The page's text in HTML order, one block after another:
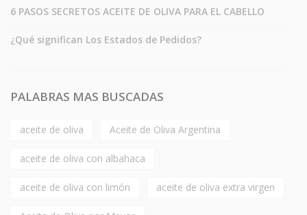
6 PASOS SECRETOS ACEITE DE OLIVA PARA EL CABELLO
¿Qué significan Los Estados de Pedidos?
PALABRAS MAS BUSCADAS
aceite de oliva Aceite de Oliva Argentina
aceite de oliva con albahaca
aceite de oliva con limón aceite de oliva extra virgen